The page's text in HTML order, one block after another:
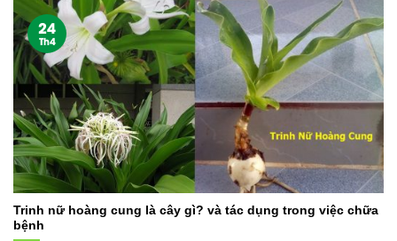
Trinh nữ hoàng cung là cây gì? và tác dụng trong việc chữa
bệnh
24
Th4